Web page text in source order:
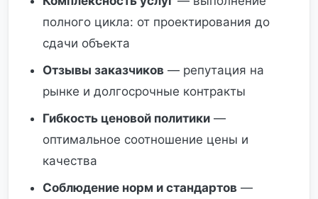
полного цикла: от проектирования до
сдачи объекта
Отзывы заказчиков — репутация на
рынке и долгосрочные контракты
Гибкость ценовой политики —
оптимальное соотношение цены и
качества
Соблюдение норм и стандартов —